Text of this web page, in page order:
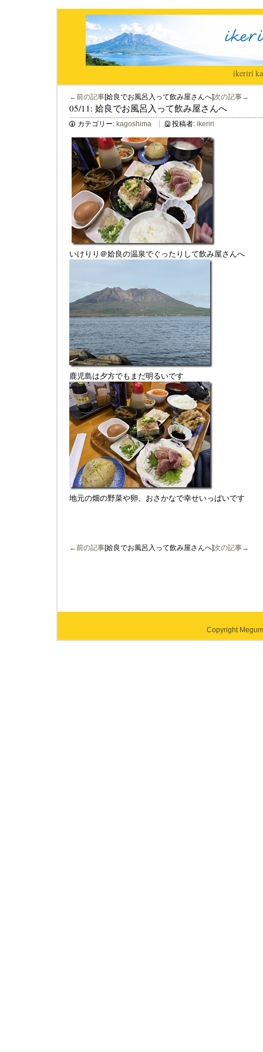
ikeriri|
←前の記事[姶良でお風呂入って飲み屋さんへ]次の記事→
05/11: 姶良でお風呂入って飲み屋さんへ
カテゴリー: kagoshima 投稿者: ikeriri
いけりり＠姶良の温泉でぐったりして飲み屋さんへ
鹿児島は夕方でもまだ明るいです
地元の畑の野菜や卵、おさかなで幸せいっぱいです
←前の記事[姶良でお風呂入って飲み屋さんへ]次の記事→
Copyright